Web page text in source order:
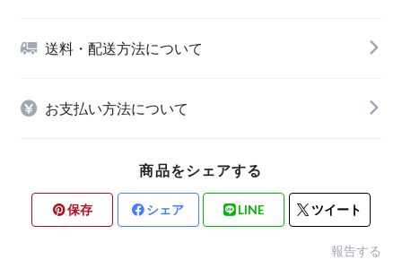
送料・配送方法について
お支払い方法について
商品をシェアする
保存 シェア LINE ツイート
報告する